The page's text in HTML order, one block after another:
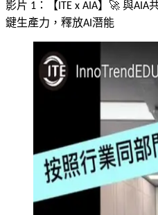
影片 1 ：
【ITE x AIA】🚀 與
鍵生產力，釋放AI潛能